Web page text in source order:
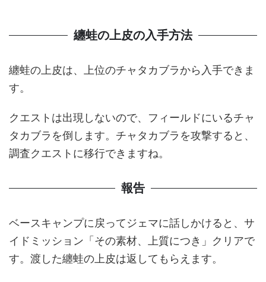
纏蛙の上皮の入手方法
纏蛙の上皮は、上位のチャタカブラから入手できま
す。
クエストは出現しないので、フィールドにいるチャ
タカブラを倒します。チャタカブラを攻撃すると、
調査クエストに移行できますね。
報告
ベースキャンプに戻ってジェマに話しかけると、サ
イドミッション「その素材、上質につき」クリアで
す。渡した纏蛙の上皮は返してもらえます。